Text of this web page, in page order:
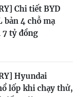
Chi tiết BYD
bản 4 chỗ mạ
7 tỷ đồng
Hyundai
lốp khi chạy thử,